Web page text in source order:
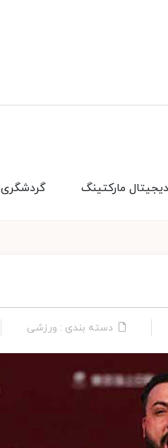
گردشگری دیجیتال مارکتینگ
دسته بندی : ورزشی